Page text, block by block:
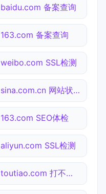
baidu.com 备案查询
163.com 备案查询
weibo.com SSL检测
sina.com.cn 网站状态
163.com SEO体检
aliyun.com SSL检测
toutiao.com 打不开检测